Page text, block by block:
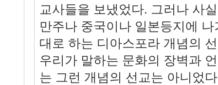
교사들을 보냈었다. 그러나 사
만주나 중국이나 일본등지에
대로 하는 디아스포라 개념의
우리가 말하는 문화의 장벽과
는 그런 개념의 선교는 아니었